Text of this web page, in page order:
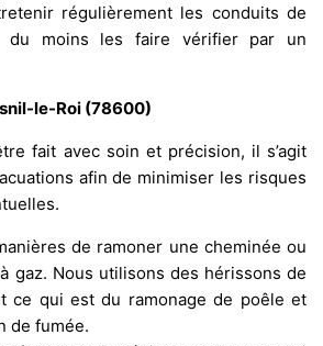
régulièrement les conduits de
du moins les faire vérifier par un
le-Roi (78600)
fait avec soin et précision, il s’agit
afin de minimiser les risques
de ramoner une cheminée ou
gaz. Nous utilisons des hérissons de
ce qui est du ramonage de poêle et
de fumée.